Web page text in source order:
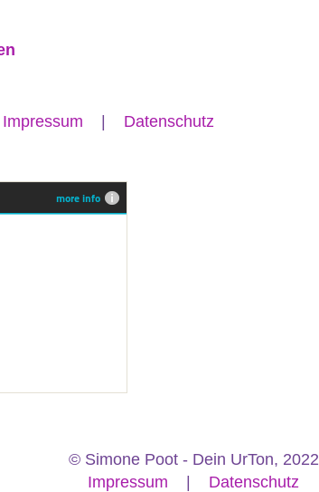
Impressum | Datenschutz
© Simone Poot - Dein UrTon, 2022
Impressum
Datenschutz